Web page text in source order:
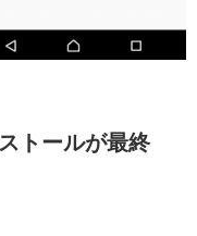
トールが最終